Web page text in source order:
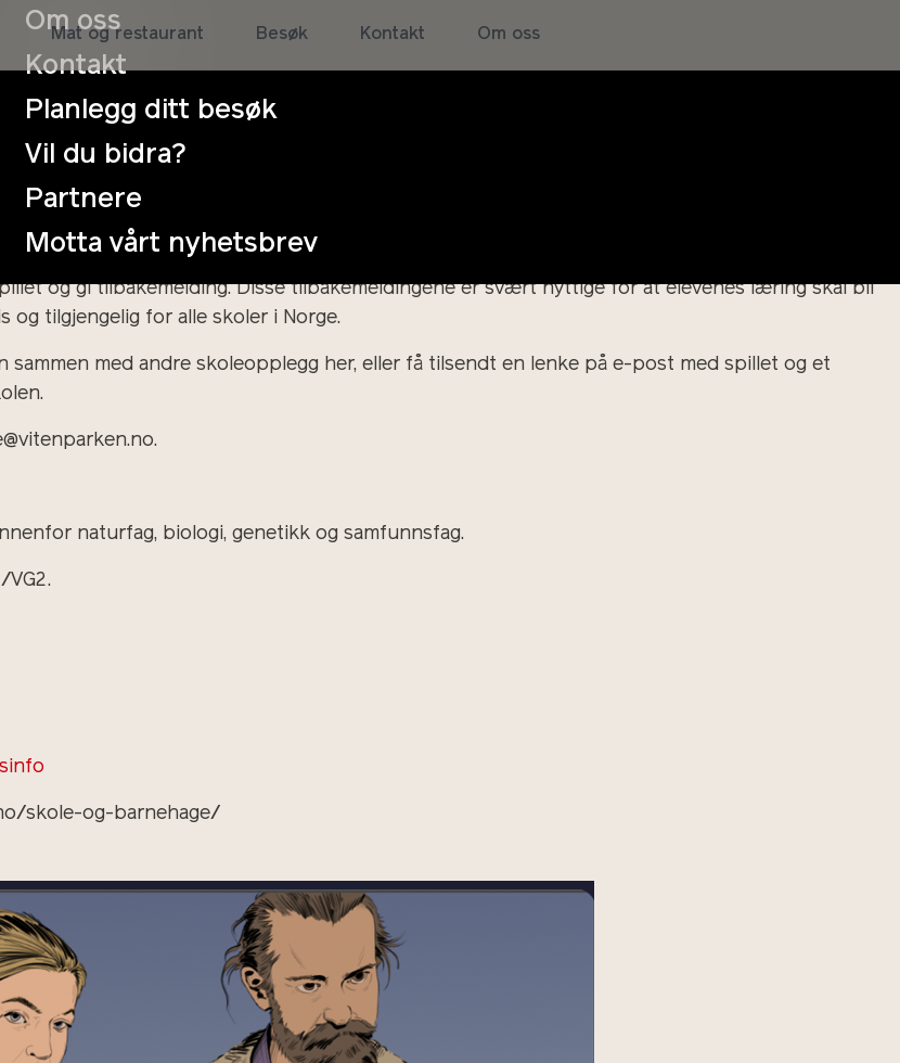
Om oss
Kontakt
Planlegg ditt besøk
Vil du bidra?
Partnere
Motta vårt nyhetsbrev
Mat og restaurant Besøk Kontakt Om oss
med å teste vårt nye pedagogiske spill om DNA-analyse.
utviklet et dataspill/digital fortelling for elever som omhandler DNA-analyser brukt i
blant annet: Hva er DNA, og hva kan det fortelle oss? Hvordan utføres DNA-analyser i politiet?
Og hvordan setter loven og samfunnet rammer for politiets bruk av DNA.
er relevant for flere kompetansemål, blant annet innenfor naturfag og samfunnsfag.
og gi tilbakemelding. Disse tilbakemeldingene er svært nyttige for at elevenes læring skal bli
og tilgjengelig for alle skoler i Norge.
med andre skoleopplegg her, eller få tilsendt en lenke på e-post med spillet og et
naturfag, biologi, genetikk og samfunnsfag.
skole-og-barnehage/